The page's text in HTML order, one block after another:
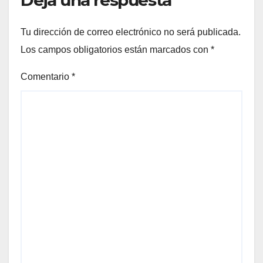
Tu dirección de correo electrónico no será publicada.
Los campos obligatorios están marcados con *
Comentario *